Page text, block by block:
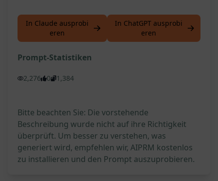
In Claude ausprobi
eren
In ChatGPT ausprobi
eren
Prompt-Statistiken
2,276 0 1,384
Bitte beachten Sie: Die vorstehende
Beschreibung wurde nicht auf ihre Richtigkeit
überprüft. Um besser zu verstehen, was
generiert wird, empfehlen wir, AIPRM kostenlos
zu installieren und den Prompt auszuprobieren.